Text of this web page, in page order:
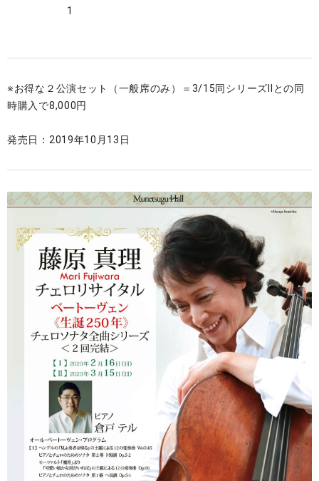
1
※お得な２公演セット（一般席のみ）＝3/15同シリーズⅡとの同
時購入で8,000円
発売日：2019年10月13日